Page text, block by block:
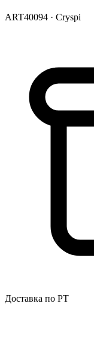
ART40094 · Cryspi
Доставка по РТ